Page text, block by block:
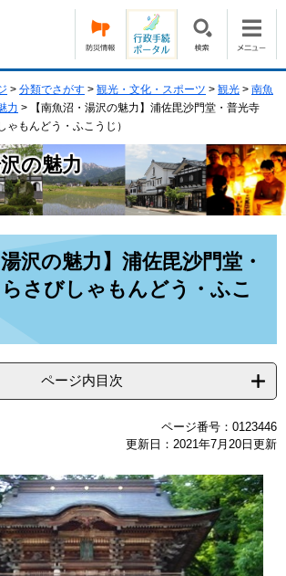
> 分類でさがす > 観光・文化・スポーツ > 観光 > 南魚
力 >
【南魚沼・湯沢の魅力】浦佐毘沙門堂・普光寺
ゃもんどう・ふこうじ）
の魅力
湯沢の魅力】浦佐毘沙門堂・
さびしゃもんどう・ふこ
ページ内目次
ページ番号：0123446
更新日：2021年7月20日更新